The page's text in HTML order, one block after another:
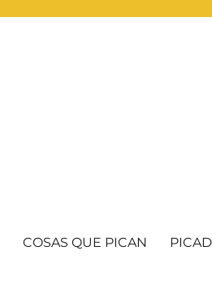
COSAS QUE PICAN